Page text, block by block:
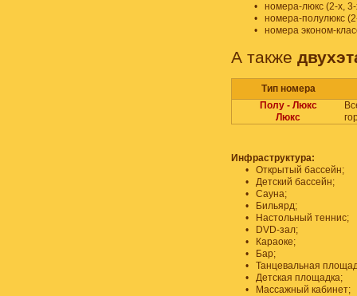
•
номера-люкс (2-х,
•
номера-полулюкс
•
номера эконом-
А также
Тип номера
Полу - Люкс
Люкс
Инфраструктура:
•
Открытый бассейн;
•
Детский бассейн;
•
Сауна;
•
Бильярд;
•
Настольный теннис;
•
DVD-зал;
•
Караоке;
•
Бар;
•
Танцевальная
•
Детская площадка;
•
Массажный кабинет;